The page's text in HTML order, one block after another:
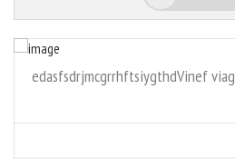
edasfsdrjmcgrrhftsiygthdVinef